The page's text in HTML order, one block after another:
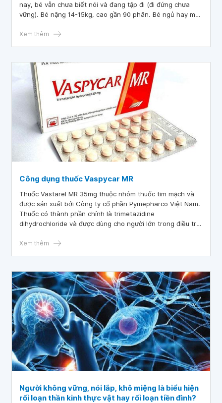
nay, bé vẫn chưa biết nói và đang tập đi (đi đứng chưa
vững). Bé nặng 14-15kg, cao gần 90 phân. Bé ngủ hay mở
nhũn, cầm chân tay lên thì buông thõng, bế lên không có
Xem thêm
Công dụng thuốc Vaspycar MR
Thuốc Vastarel MR 35mg thuộc nhóm thuốc tim mạch và
được sản xuất bởi Công ty cổ phần Pymepharco Việt Nam.
Thuốc có thành phần chính là trimetazidine
dihydrochloride và được dùng cho người lớn trong điều trị
đầy đủ hoặc không dung nạp với các liệu pháp điều trị đau
Xem thêm
Người không vững, nói lắp, khô miệng là biểu hiện
rối loạn thần kinh thực vật hay rối loạn tiền đình?